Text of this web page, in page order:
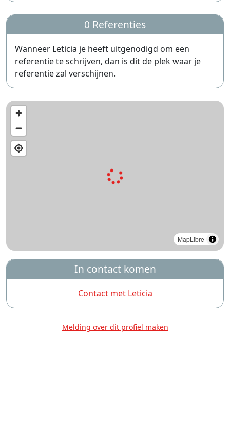
0 Referenties
Wanneer Leticia je heeft uitgenodigd om een
referentie te schrijven, dan is dit de plek waar je
referentie zal verschijnen.
MapLibre
In contact komen
Contact met Leticia
Melding over dit profiel maken